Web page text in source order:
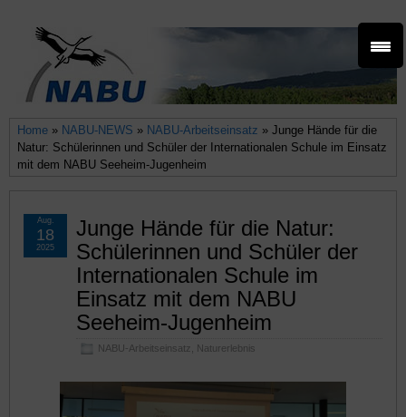
Home » NABU-NEWS » NABU-Arbeitseinsatz » Junge Hände für die
Natur: Schülerinnen und Schüler der Internationalen Schule im Einsatz
mit dem NABU Seeheim-Jugenheim
Junge Hände für die Natur:
Schülerinnen und Schüler der
Internationalen Schule im
Einsatz mit dem NABU
Seeheim-Jugenheim
NABU-Arbeitseinsatz Naturerlebnis
Aug.
18
2025